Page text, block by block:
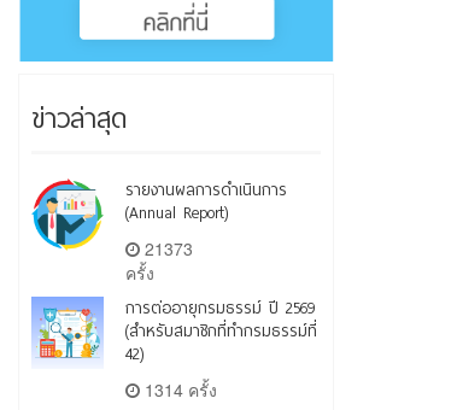
ข่าวล่าสุด
รายงานผลการดำเนินการ
(Annual Report)
21373
ครั้ง
การต่ออายุกรมธรรม์ ปี 2569
(สำหรับสมาชิกที่ทำกรมธรรม์ที่
42)
1314 ครั้ง